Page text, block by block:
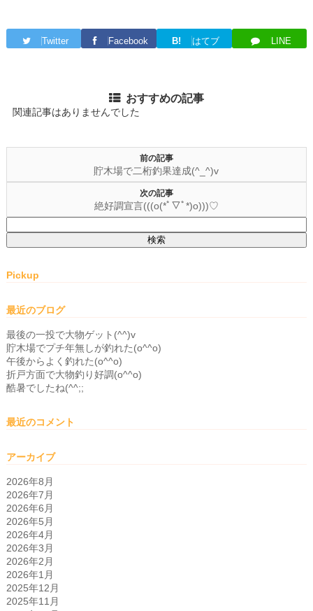
Twitter Facebook B! はてブ LINE
おすすめの記事
関連記事はありませんでした
前の記事
貯木場で二桁釣果達成(^_^)v
次の記事
絶好調宣言(((o(*ﾟ▽ﾟ*)o)))♡
索:
Pickup
最近のブログ
最後の一投で大物ゲット(^^)v
貯木場でプチ年無しが釣れた(o^^o)
午後からよく釣れた(o^^o)
折戸方面で大物釣り好調(o^^o)
酷暑でしたね(^^;;
最近のコメント
アーカイブ
2026年8月
2026年7月
2026年6月
2026年5月
2026年4月
2026年3月
2026年2月
2026年1月
2025年12月
2025年11月